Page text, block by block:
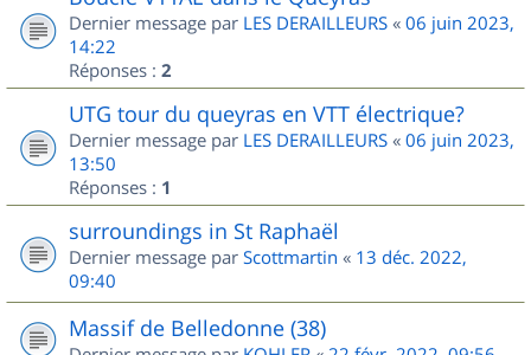
Dernier message par LES DERAILLEURS « 06 juin 2023,
14:22
Réponses : 2
UTG tour du queyras en VTT électrique?
Dernier message par LES DERAILLEURS « 06 juin 2023,
13:50
Réponses : 1
surroundings in St Raphaël
Dernier message par Scottmartin « 13 déc. 2022,
09:40
Massif de Belledonne (38)